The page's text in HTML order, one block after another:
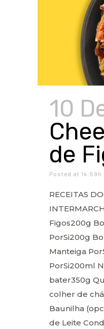
10
de
Posted at 14:59h
RECEITAS
Figos200g
PorSi200g
Manteiga
PorSi200ml
bater350g
colher de
Baunilha
de Leite